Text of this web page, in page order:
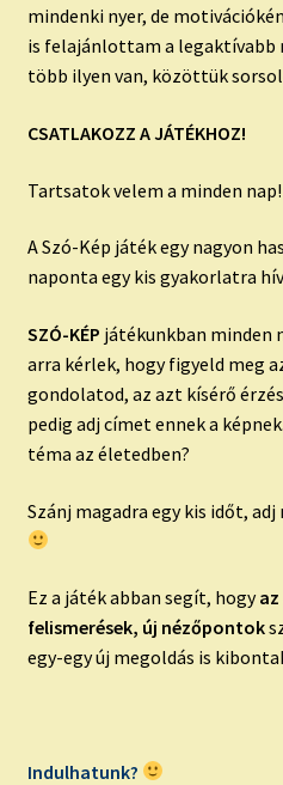
mindenki nyer, de
is felajánlottam a legaktívabb
több ilyen van, közöttük
CSATLAKOZZ A JÁTÉKHOZ!
Tartsatok velem a minden nap!
A Szó-Kép játék egy nagyon
naponta egy kis gyakorlatra
SZÓ-KÉP játékunkban minden
arra kérlek, hogy figyeld meg
gondolatod, az azt kísérő
pedig adj címet ennek a
téma az életedben?
Szánj magadra egy kis időt,
Ez a játék abban segít, hogy
felismerések, új nézőpontok
egy-egy új megoldás is
Indulhatunk?